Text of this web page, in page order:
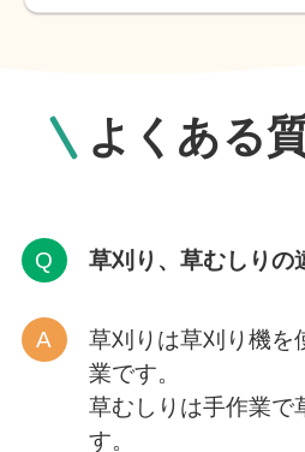
よくある
草刈り、草むしりの
草刈りは草刈り機を
業です。
草むしりは手作業で
す。